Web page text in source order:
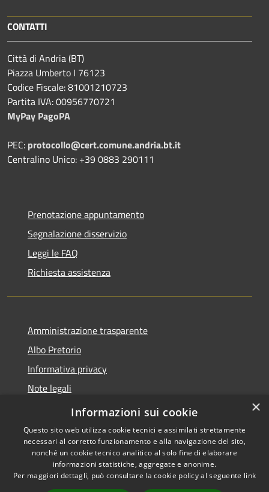
CONTATTI
Città di Andria (BT)
Piazza Umberto I 76123
Codice Fiscale: 81001210723
Partita IVA: 00956770721
MyPay PagoPA
PEC: protocollo@cert.comune.andria.bt.it
Centralino Unico: +39 0883 290111
Prenotazione appuntamento
Segnalazione disservizio
Leggi le FAQ
Richiesta assistenza
Amministrazione trasparente
Albo Pretorio
Informativa privacy
Note legali
Dichiarazione di accessibilità
Accessibilità
Copyright © 2026 • Città di
Andria • Powered by
×
Informazioni sui cookie
Questo sito web utilizza cookie tecnici e assimilati strettamente
necessari al corretto funzionamento e alla navigazione del sito,
nonché un cookie tecnico analitico al solo fine di elaborare
informazioni statistiche, aggregate e anonime.
Per maggiori dettagli, può consultare la cookie policy al seguente link